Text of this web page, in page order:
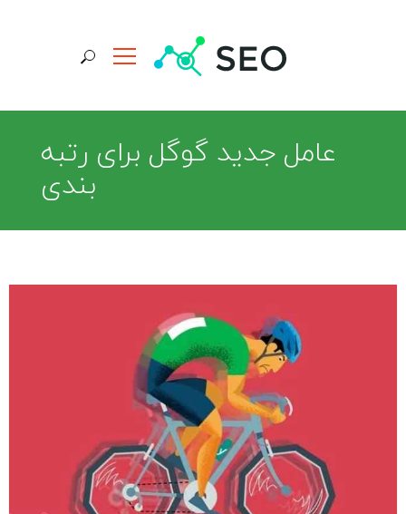
جستجو برای:
عامل جدید گوگل برای رتبه
بندی